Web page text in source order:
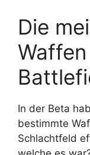
Die
In der Beta
bestimmte
Schlachtfeld